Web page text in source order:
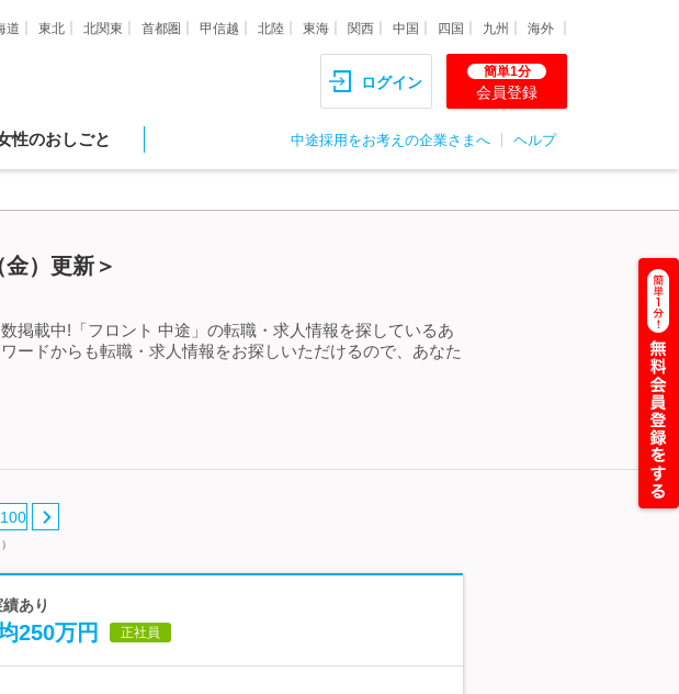
道 東北 北関東 首都圏 甲信越 北陸 東海 関西 中国 四国 九州 海外
ログイン
簡単1分
会員登録
性のおしごと 中途採用をお考えの企業さまへ ヘルプ
）更新＞
掲載中!「フロント 中途」の転職・求人情報を探しているあ
ードからも転職・求人情報をお探しいただけるので、あなた
100
あり
250万円 正社員